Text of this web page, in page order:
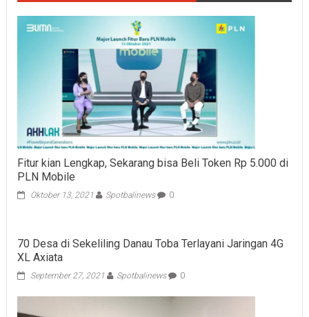
Fitur kian Lengkap, Sekarang bisa Beli Token Rp 5.000 di
PLN Mobile
Oktober 13, 2021 Spotbalinews 0
70 Desa di Sekeliling Danau Toba Terlayani Jaringan 4G
XL Axiata
September 27, 2021 Spotbalinews 0